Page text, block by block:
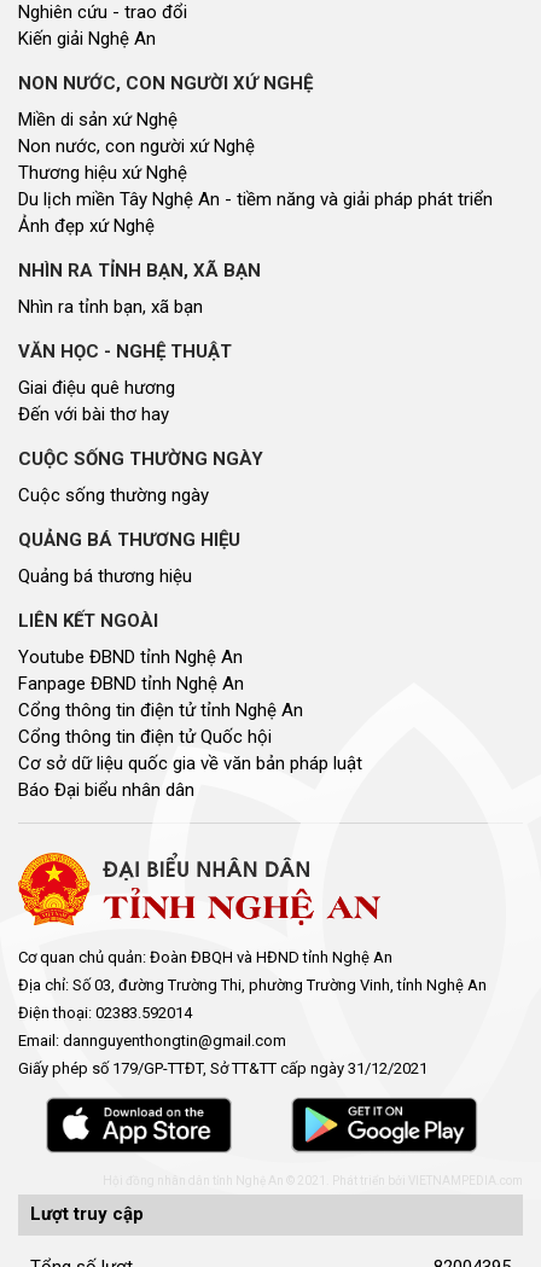
Nghiên cứu - trao đổi
Kiến giải Nghệ An
NON NƯỚC, CON NGƯỜI XỨ NGHỆ
Miền di sản xứ Nghệ
Non nước, con người xứ Nghệ
Thương hiệu xứ Nghệ
Du lịch miền Tây Nghệ An - tiềm năng và giải pháp phát triển
Ảnh đẹp xứ Nghệ
NHÌN RA TỈNH BẠN, XÃ BẠN
Nhìn ra tỉnh bạn, xã bạn
VĂN HỌC - NGHỆ THUẬT
Giai điệu quê hương
Đến với bài thơ hay
CUỘC SỐNG THƯỜNG NGÀY
Cuộc sống thường ngày
QUẢNG BÁ THƯƠNG HIỆU
Quảng bá thương hiệu
LIÊN KẾT NGOÀI
Youtube ĐBND tỉnh Nghệ An
Fanpage ĐBND tỉnh Nghệ An
Cổng thông tin điện tử tỉnh Nghệ An
Cổng thông tin điện tử Quốc hội
Cơ sở dữ liệu quốc gia về văn bản pháp luật
Báo Đại biểu nhân dân
Cơ quan chủ quản: Đoàn ĐBQH và HĐND tỉnh Nghệ An
Địa chỉ: Số 03, đường Trường Thi, phường Trường Vinh, tỉnh Nghệ An
Điện thoại: 02383.592014
Email: dannguyenthongtin@gmail.com
Giấy phép số 179/GP-TTĐT, Sở TT&TT cấp ngày 31/12/2021
Hội đồng nhân dân tỉnh Nghệ An © 2021. Phát triển bởi
Lượt truy cập